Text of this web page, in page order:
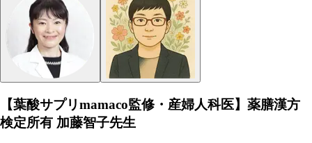
【葉酸サプリmamaco監修・産婦人科医】薬膳漢方
検定所有 加藤智子先生